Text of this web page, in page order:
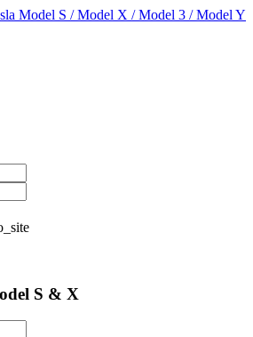
Model S / Model X / Model 3 / Model Y
S & X